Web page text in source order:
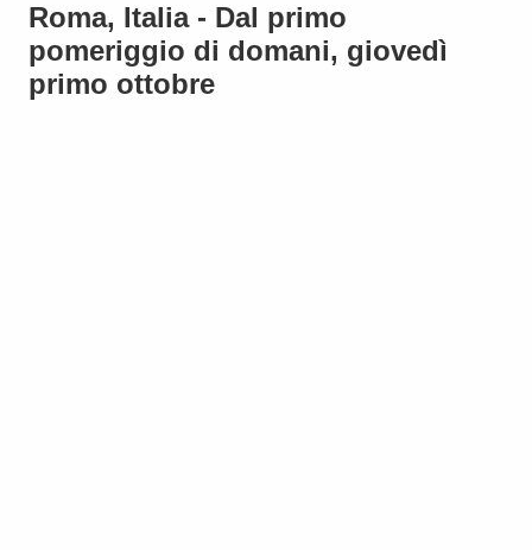
Roma, Italia - Dal primo
pomeriggio di domani, giovedì
primo ottobre